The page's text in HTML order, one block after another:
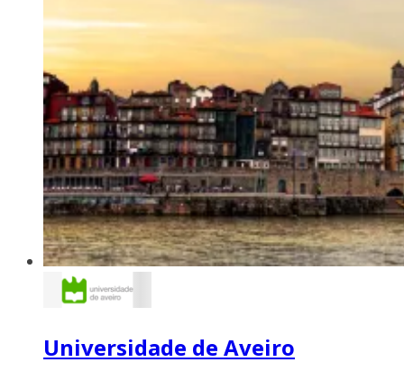
Universidade de Aveiro